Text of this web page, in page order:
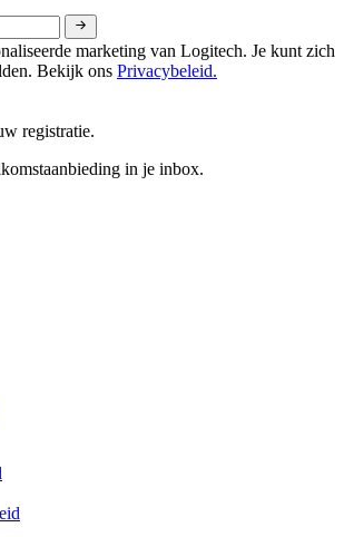
marketing van Logitech. Je kunt zich
Bekijk ons Privacybeleid.
registratie.
in je inbox.